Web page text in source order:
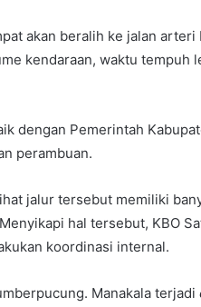
akan beralih ke jalan
kendaraan, waktu tempuh
dengan Pemerintah
perambuan.
jalur tersebut memiliki
hal tersebut, KBO
koordinasi internal.
Manakala terjadi